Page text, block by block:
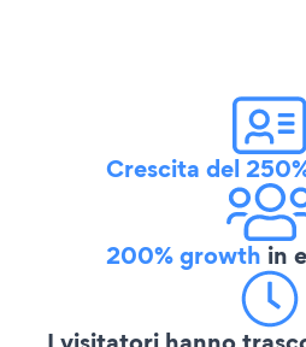
Crescita del
200% growth in